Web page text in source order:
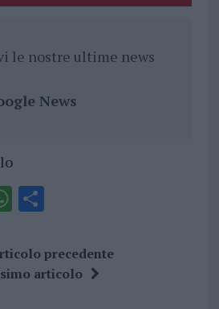
le nostre ultime news
News
W
at
s
S
a
re
precedente
articolo